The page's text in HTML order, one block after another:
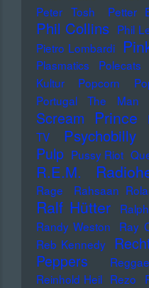
Peter Tosh
Petter
Phil Collins Phil
Pietro Lombardi
Plasmatics
Polecats
Kultur
Popcorn
Portugal The Man
Scream
Prince
TV
Psychobilly
Pulp Pussy Riot
R.E.M.
Rage Rahsaan
Ralf Hütter
Randy Weston Ray
Reb Kennedy
Peppers
Reggae
Reinhold Heil Rezo